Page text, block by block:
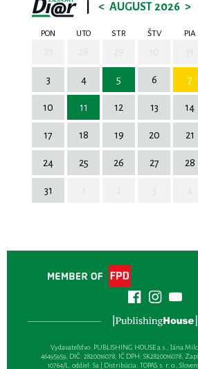
< AUGUST 2026 >
PON UTO STR ŠTV PIA
3 4 5 6 7
10 11 12 13 14
17 18 19 20 21
24 25 26 27 28
31
Vydavateľsťvo: PUBLISHING HOUSE a.s., Jána
46495959, DIČ: 2820016078, IČ DPH: SK2820016078,
10764/L, oddiel: Sa | Distribúcia: TOPAS, s. r. o.,